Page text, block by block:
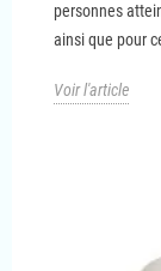
personnes
ainsi que pour
Voir l'article